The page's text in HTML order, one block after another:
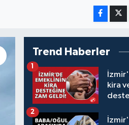
Trend Haberler
kira
1
2